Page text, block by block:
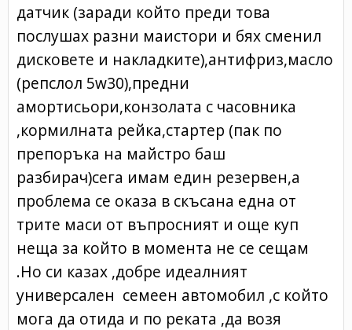
датчик (заради който преди това
послушах разни маистoри и бях сменил
дисковете и накладките),антифриз,масло
(репслол 5w30),предни
амортисьори,конзолата с часовника
,кормилната рейка,стартер (пак по
препоръка на майстро баш
разбирач)сега имам един резервен,а
проблема се оказа в скъсана една от
трите маси от въпросният и още куп
неща за който в момента не се сещам
.Но си казах ,добре идеалният
универсален семеен автомобил ,с който
мога да отида и по реката ,да возя